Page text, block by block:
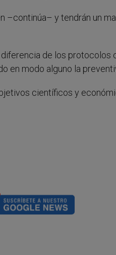
y tendrán un
de los protocolos
en modo alguno la
científicos y